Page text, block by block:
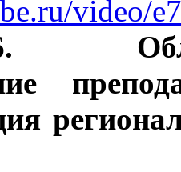
video/